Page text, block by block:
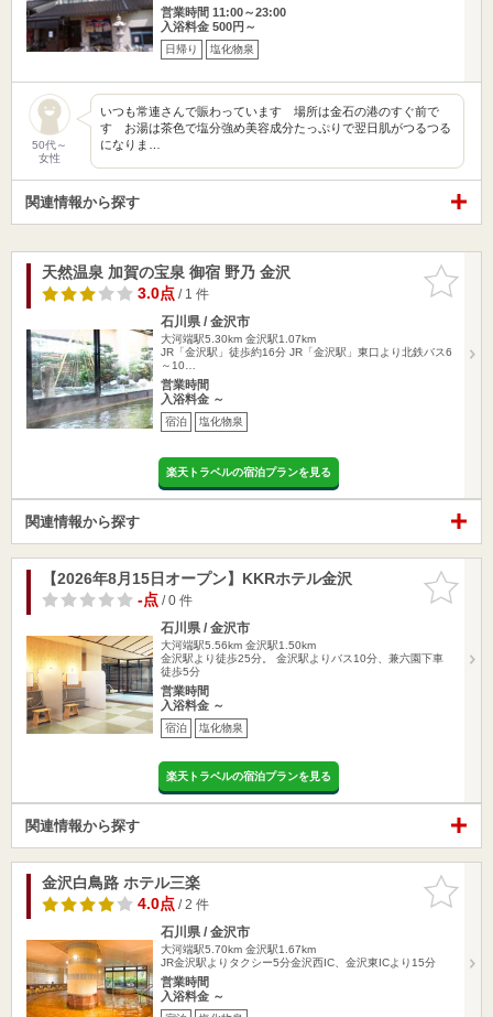
営業時間 11:00～23:00
入浴料金 500円～
日帰り 塩化物泉
50代～
女性
いつも常連さんで賑わっています 場所は金石の港のすぐ前で
す お湯は茶色で塩分強め美容成分たっぷりで翌日肌がつるつる
になりま…
関連情報から探す
お気に入
りに追加
天然温泉 加賀の宝泉 御宿 野乃 金沢
3.0点/ 1 件
石川県 / 金沢市
大河端駅5.30km 金沢駅1.07km
JR「金沢駅」徒歩約16分 JR「金沢駅」東口より北鉄バス6
～10…
営業時間
入浴料金 ～
宿泊 塩化物泉
楽天トラベルの宿泊プランを見る
関連情報から探す
お気に入
りに追加
【2026年8月15日オープン】KKRホテル金沢
-点/ 0 件
石川県 / 金沢市
大河端駅5.56km 金沢駅1.50km
金沢駅より徒歩25分。 金沢駅よりバス10分、兼六園下車
徒歩5分
営業時間
入浴料金 ～
宿泊 塩化物泉
楽天トラベルの宿泊プランを見る
関連情報から探す
お気に入
りに追加
金沢白鳥路 ホテル三楽
4.0点/ 2 件
石川県 / 金沢市
大河端駅5.70km 金沢駅1.67km
JR金沢駅よりタクシー5分金沢西IC、金沢東ICより15分
営業時間
入浴料金 ～